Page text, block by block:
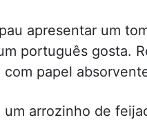
apresentar um
português gosta.
com papel
um arrozinho de